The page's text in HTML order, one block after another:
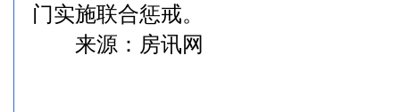
门实施联合惩戒。
来源：房讯网